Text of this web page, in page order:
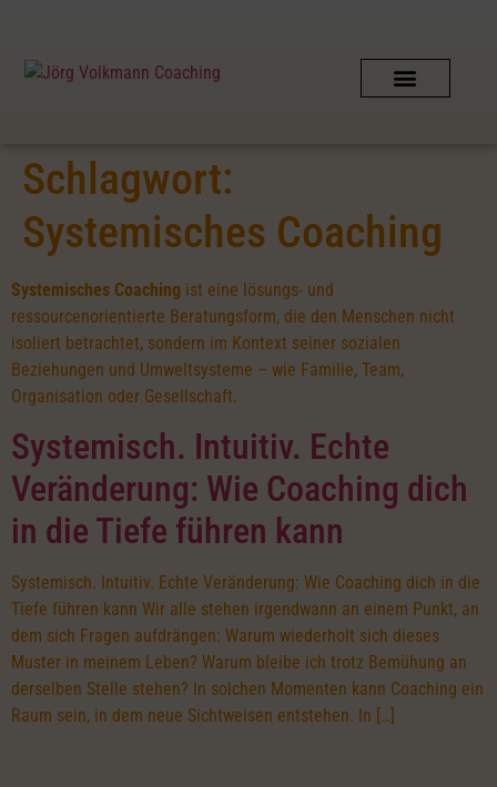
Schlagwort:
Systemisches Coaching
Systemisches Coaching ist eine lösungs- und
ressourcenorientierte Beratungsform, die den Menschen nicht
isoliert betrachtet, sondern im Kontext seiner sozialen
Beziehungen und Umweltsysteme – wie Familie, Team,
Organisation oder Gesellschaft.
Systemisch. Intuitiv. Echte
Veränderung: Wie Coaching dich
in die Tiefe führen kann
Systemisch. Intuitiv. Echte Veränderung: Wie Coaching dich in die
Tiefe führen kann Wir alle stehen irgendwann an einem Punkt, an
dem sich Fragen aufdrängen: Warum wiederholt sich dieses
Muster in meinem Leben? Warum bleibe ich trotz Bemühung an
derselben Stelle stehen? In solchen Momenten kann Coaching ein
Raum sein, in dem neue Sichtweisen entstehen. In […]